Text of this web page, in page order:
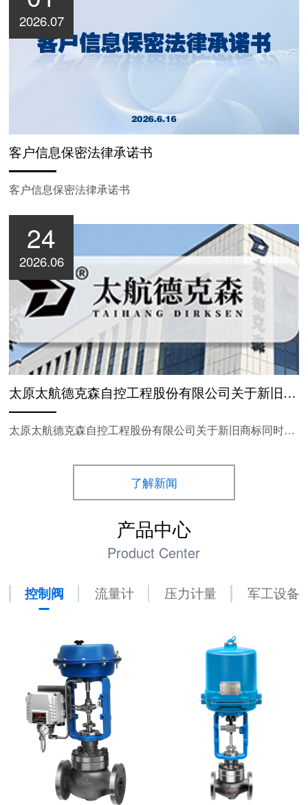
2026.07
客户信息保密法律承诺书
客户信息保密法律承诺书
24
2026.06
太原太航德克森自控工程股份有限公司关于新旧商标同时使用的公告
太原太航德克森自控工程股份有限公司关于新旧商标同时使用的公告
了解新闻
产品中心
Product Center
控制阀 流量计 压力计量 军工设备